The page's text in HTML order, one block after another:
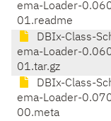
ema-Loader-
01.readme
DBIx-Class-
ema-Loader-
01.tar.gz
DBIx-Class-
ema-Loader-
00.meta